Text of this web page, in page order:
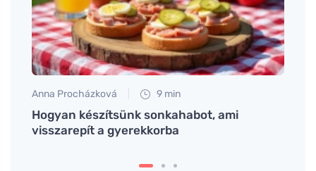
Anna Procházková 9 min
Hogyan készítsünk sonkahabot, ami
visszarepít a gyerekkorba